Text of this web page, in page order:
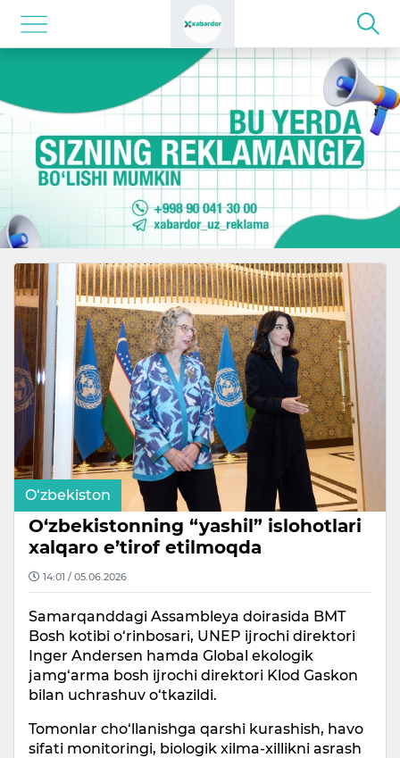
O‘zbekiston
O‘zbekistonning “yashil” islohotlari
xalqaro e’tirof etilmoqda
14:01 / 05.06.2026
Samarqanddagi Assambleya doirasida BMT
Bosh kotibi o‘rinbosari, UNEP ijrochi direktori
Inger Andersen hamda Global ekologik
jamg‘arma bosh ijrochi direktori Klod Gaskon
bilan uchrashuv o‘tkazildi.
Tomonlar cho‘llanishga qarshi kurashish, havo
sifati monitoringi, biologik xilma-xillikni asrash